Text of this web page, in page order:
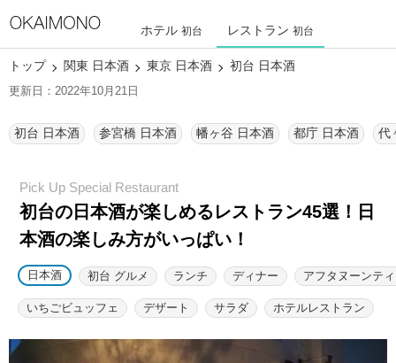
ホテル 初台 レストラン 初台
トップ 関東 日本酒 東京 日本酒 初台 日本酒
更新日：2022年10月21日
初台 日本酒 参宮橋 日本酒 幡ヶ谷 日本酒 都庁 日本酒 代
初台の日本酒が楽しめるレストラン45選！ 日
本酒の楽しみ方がいっぱい！
日本酒 初台 グルメ ランチ ディナー アフタヌーンテ
いちごビュッフェ デザート サラダ ホテルレストラン